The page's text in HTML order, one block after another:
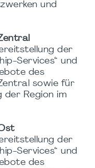
und
der
Services“ und
des
sowie für
Region im
der
Services“ und
des